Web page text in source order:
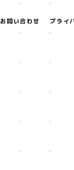
お問い合わせ プライ